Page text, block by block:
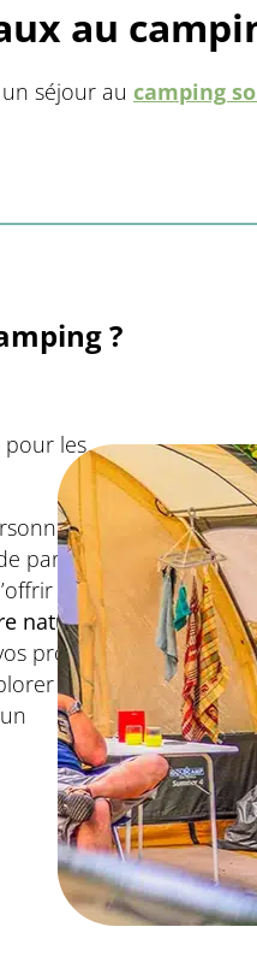
au
séjour au camping
?
pour les
partager des
des
naturel
proches
de